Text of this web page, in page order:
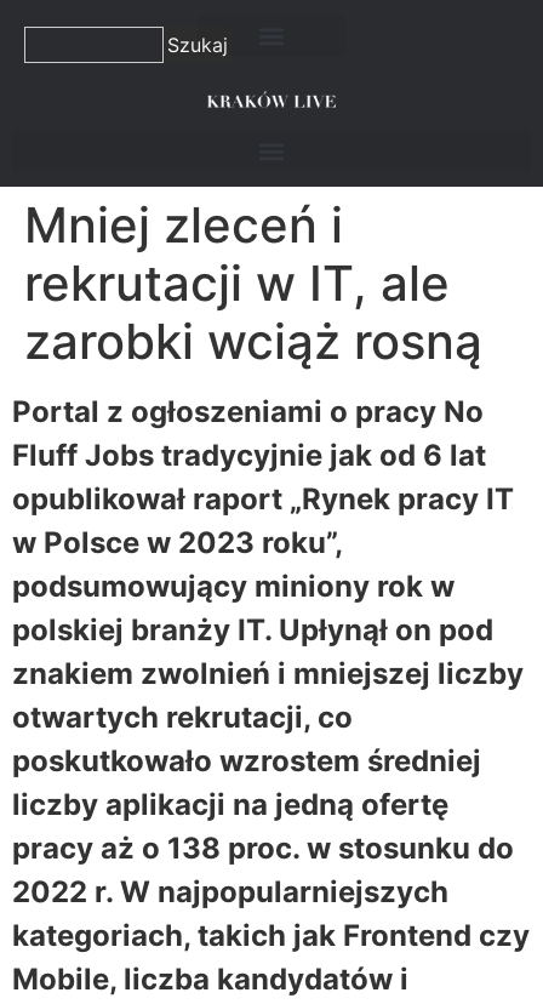
Szukaj
Mniej zleceń i
rekrutacji w IT, ale
zarobki wciąż rosną
Portal z ogłoszeniami o pracy No
Fluff Jobs tradycyjnie jak od 6 lat
opublikował raport „Rynek pracy IT
w Polsce w 2023 roku”,
podsumowujący miniony rok w
polskiej branży IT. Upłynął on pod
znakiem zwolnień i mniejszej liczby
otwartych rekrutacji, co
poskutkowało wzrostem średniej
liczby aplikacji na jedną ofertę
pracy aż o 138 proc. w stosunku do
2022 r. W najpopularniejszych
kategoriach, takich jak Frontend czy
Mobile, liczba kandydatów i